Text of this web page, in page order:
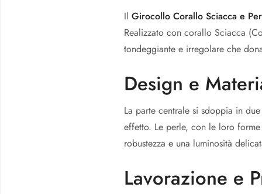
IlGirocollo Corallo Sciacca e
Realizzato con corallo Sciacca
tondeggiante e irregolare che
Design e
La parte centrale si sdoppia in
effetto. Le perle, con le loro
robustezza e una luminosità
Lavorazione e